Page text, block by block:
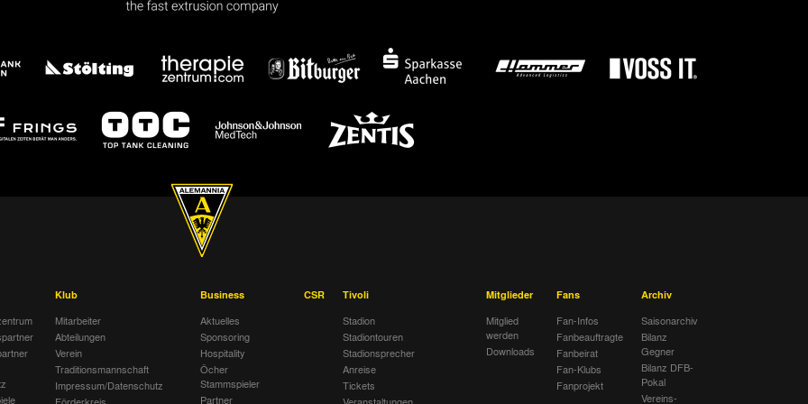
Klub
Mitarbeiter
Abteilungen
Verein
Traditionsmannschaft
Impressum/Datenschutz
Business
Aktuelles
Sponsoring
Hospitality
Öcher
Stammspieler
Partner
CSR
Tivoli
Stadion
Stadiontouren
Stadionsprecher
Anreise
Tickets
Mitglieder
Mitglied
werden
Downloads
Fans
Fan-Infos
Fanbeauftragte
Fanbeirat
Fan-Klubs
Fanprojekt
Archiv
Saisonarchiv
Bilanz
Gegner
Bilanz DFB-
Pokal
Vereins-